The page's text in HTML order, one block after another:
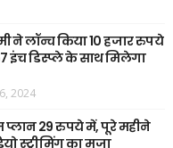
ने लॉन्च किया 10 हजार रुपये
इंच डिस्प्ले के साथ मिलेगा
2024
प्लान 29 रुपये में, पूरे महीने
स्ट्रीमिंग का मजा